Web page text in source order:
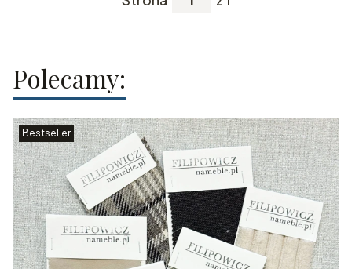
Polecamy:
Bestseller